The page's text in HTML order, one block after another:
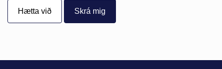
Hætta við